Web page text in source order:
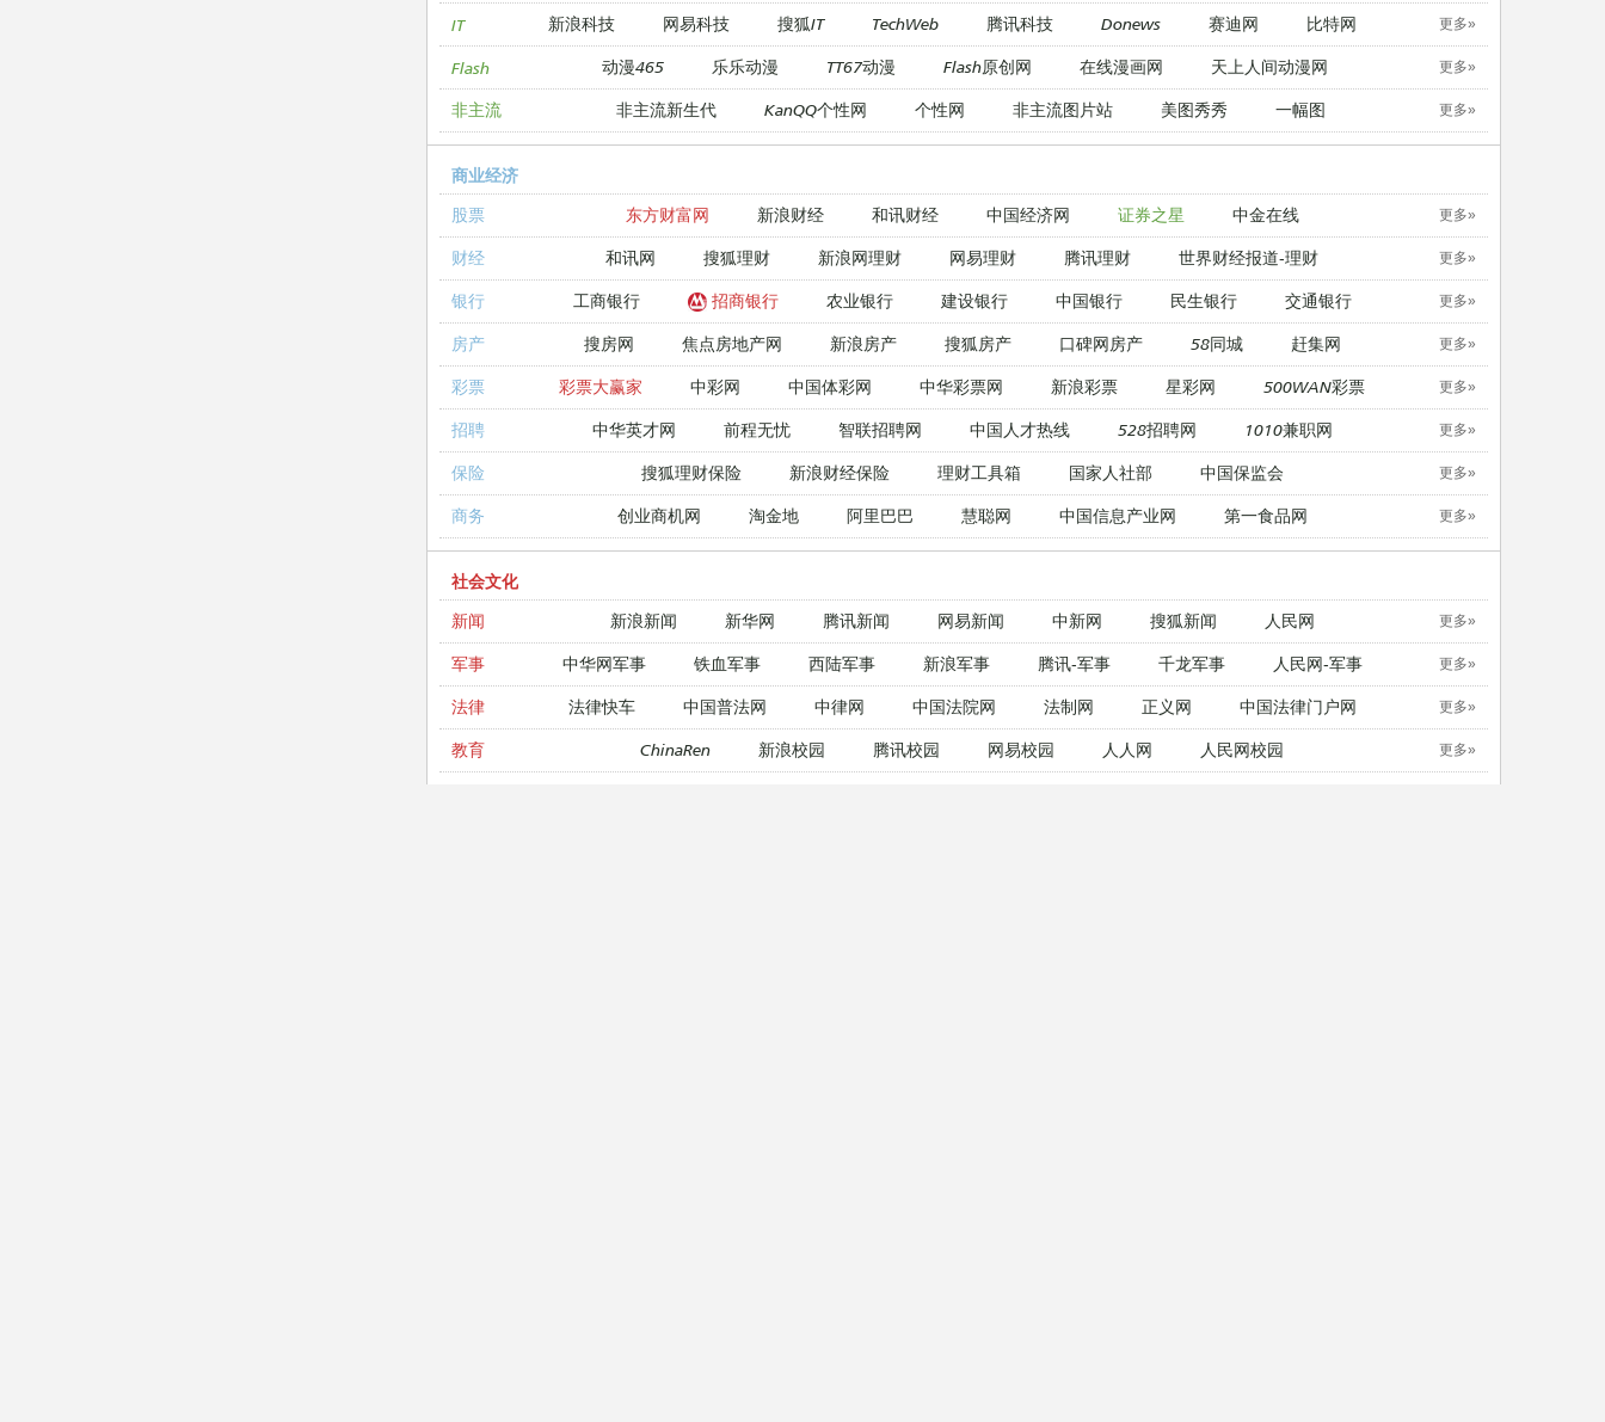
IT 新浪科技 网易科技 搜狐IT TechWeb 腾讯科技 Donews 赛迪网 比特网 更多»
Flash 动漫465 乐乐动漫 TT67动漫 Flash原创网 在线漫画网 天上人间动漫网 更多»
非主流 非主流新生代 KanQQ个性网 个性网 非主流图片站 美图秀秀 一幅图 更多»
商业经济
股票
东方财富网 新浪财经 和讯财经 中国经济网 证券之星 中金在线 更多»
财经 和讯网 搜狐理财 新浪网理财 网易理财 腾讯理财 世界财经报道-理财 更多»
银行 工商银行 招商银行 农业银行 建设银行 中国银行 民生银行 交通银行 更多»
房产 搜房网 焦点房地产网 新浪房产 搜狐房产 口碑网房产 58同城 赶集网 更多»
彩票 彩票大赢家 中彩网 中国体彩网 中华彩票网 新浪彩票 星彩网 500WAN彩票 更多»
招聘 中华英才网 前程无忧 智联招聘网 中国人才热线 528招聘网 1010兼职网 更多»
保险 搜狐理财保险 新浪财经保险 理财工具箱 国家人社部 中国保监会 更多»
商务 创业商机网 淘金地 阿里巴巴 慧聪网 中国信息产业网 第一食品网 更多»
社会文化
新闻
新浪新闻 新华网 腾讯新闻 网易新闻 中新网 搜狐新闻 人民网 更多»
军事 中华网军事 铁血军事 西陆军事 新浪军事 腾讯-军事 千龙军事 人民网-军事 更多»
法律 法律快车 中国普法网 中律网 中国法院网 法制网 正义网 中国法律门户网 更多»
教育 ChinaRen 新浪校园 腾讯校园 网易校园 人人网 人民网校园 更多»